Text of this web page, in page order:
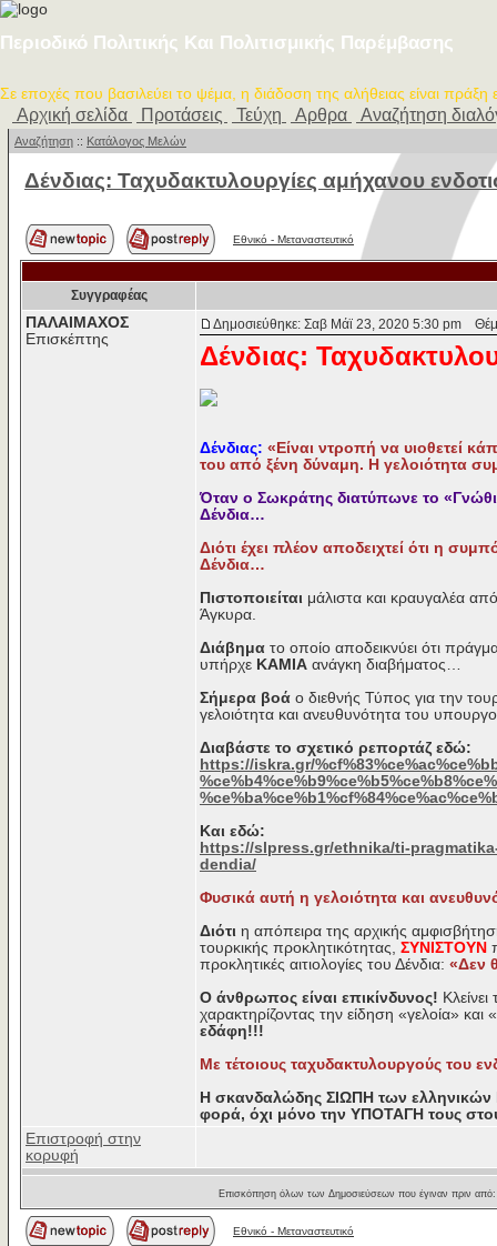
Περιοδικό Πολιτικής Και Πολιτισμικής Παρέμβασης
Σε εποχές που βασιλεύει το ψέμα, η διάδοση της αλήθειας είναι πράξη
Αρχική σελίδα Προτάσεις Τεύχη Αρθρα Αναζήτηση
Αναζήτηση :: Κατάλογος Μελών
Δένδιας: Ταχυδακτυλουργίες αμήχανου
Εθνικό - Μεταναστευτικό
Συγγραφέας
ΠΑΛΑΙΜΑΧΟΣ
Επισκέπτης
Δημοσιεύθηκε: Σαβ Μάϊ 23, 2020 5:30 pm
Δένδιας:
Δένδιας: «Είναι ντροπή να υιοθετεί
του από ξένη δύναμη. Η γελοιότητα
Όταν ο Σωκράτης διατύπωνε το
Δένδια…
Διότι έχει πλέον αποδειχτεί ότι η
Δένδια…
Πιστοποιείται μάλιστα και κραυγαλέα
Άγκυρα.
Διάβημα το οποίο αποδεικνύει ότι
υπήρχε ΚΑΜΙΑ ανάγκη διαβήματος…
Σήμερα βοά ο διεθνής Τύπος για την
γελοιότητα και ανευθυνότητα του
Διαβάστε το σχετικό ρεπορτάζ εδώ:
https://iskra.gr/
Και εδώ:
https://slpress.gr/ethnika/ti-
dendia/
Φυσικά αυτή η γελοιότητα και
Διότι η απόπειρα της αρχικής
τουρκικής προκλητικότητας, ΣΥΝΙΣΤΟΥΝ
προκλητικές αιτιολογίες του Δένδια: «Δεν
Ο άνθρωπος είναι επικίνδυνος!
χαρακτηρίζοντας την είδηση «γελοία»
εδάφη!!!
Με τέτοιους ταχυδακτυλουργούς του
Η σκανδαλώδης ΣΙΩΠΗ των ελληνικών
φορά, όχι μόνο την ΥΠΟΤΑΓΗ τους
Επιστροφή στην
κορυφή
Επισκόπηση όλων των Δημοσιεύσεων που έγιναν πριν
Εθνικό - Μεταναστευτικό